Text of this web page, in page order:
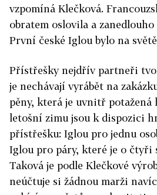
vzpomíná Klečková.
obratem oslovila a zanedlouho
První české Iglou bylo na
Přístřešky nejdřív partneři
je nechávají vyrábět na
pěny, která je uvnitř
letošní zimu jsou k dispozici
přístřešku: Iglou pro jednu
Iglou pro páry, které je o čtyři
Taková je podle Klečkové
neúčtuje si žádnou marži